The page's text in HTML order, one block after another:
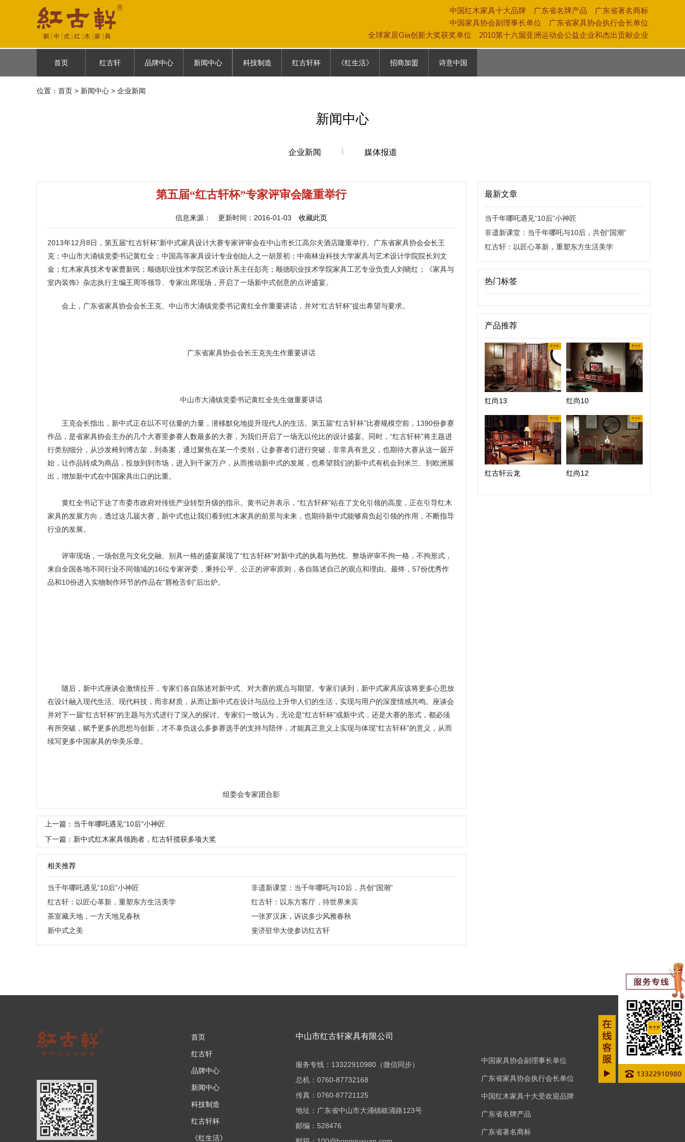
中国红木家具十大品牌 广东省名牌产品 广东省著名商标
中国家具协会副理事长单位 广东省家具协会执行会长单位
全球家居Gia创新大奖获奖单位 2010第十六届亚洲运动会公益企业和杰出贡献企业
首页 红古轩 品牌中心 新闻中心 科技制造 红古轩杯 《红生活》 招商加盟 诗意中国
首页
红古轩简介
参赛通道
联系我们
位置： 首页 > 新闻中心 > 企业新闻
新闻中心
企业新闻 媒体报道
第五届“红古轩杯”专家评审会隆重举行
信息来源： 更新时间：2016-01-03 收藏此页
2013年12月8日，第五届“红古轩杯”新中式家具设计大赛专家评审会在中山市长江高尔夫酒店隆重举行。广东省家具协会会长王
克；中山市大涌镇党委书记黄红全；中国高等家具设计专业创始人之一胡景初；中南林业科技大学家具与艺术设计学院院长刘文
金；红木家具技术专家曹新民；顺德职业技术学院艺术设计系主任彭亮；顺德职业技术学院家具工艺专业负责人刘晓红；《家具与
室内装饰》杂志执行主编王周等领导、专家出席现场，开启了一场新中式创意的点评盛宴。
会上，广东省家具协会会长王克、中山市大涌镇党委书记黄红全作重要讲话，并对“红古轩杯”提出希望与要求。
广东省家具协会会长王克先生作重要讲话
中山市大涌镇党委书记黄红全先生做重要讲话
王克会长指出，新中式正在以不可估量的力量，潜移默化地提升现代人的生活。第五届“红古轩杯”比赛规模空前，1390份参赛
作品，是省家具协会主办的几个大赛里参赛人数最多的大赛，为我们开启了一场无以伦比的设计盛宴。同时，“红古轩杯”将主题进
行类别细分，从沙发椅到博古架，到条案，通过聚焦在某一个类别，让参赛者们进行突破，非常具有意义，也期待大赛从这一届开
始，让作品转成为商品，投放到到市场，进入到千家万户，从而推动新中式的发展，也希望我们的新中式有机会到米兰、到欧洲展
出，增加新中式在中国家具出口的比重。
黄红全书记下达了市委市政府对传统产业转型升级的指示。黄书记并表示，“红古轩杯”站在了文化引领的高度，正在引导红木
家具的发展方向，透过这几届大赛，新中式也让我们看到红木家具的前景与未来，也期待新中式能够肩负起引领的作用，不断指导
行业的发展。
评审现场，一场创意与文化交融、别具一格的盛宴展现了“红古轩杯”对新中式的执着与热忱。整场评审不拘一格，不拘形式，
来自全国各地不同行业不同领域的16位专家评委，秉持公平、公正的评审原则，各自陈述自己的观点和理由。最终，57份优秀作
品和10份进入实物制作环节的作品在“唇枪舌剑”后出炉。
随后，新中式座谈会激情拉开，专家们各自陈述对新中式、对大赛的观点与期望。专家们谈到，新中式家具应该将更多心思放
在设计融入现代生活、现代科技，而非材质，从而让新中式在设计与品位上升华人们的生活，实现与用户的深度情感共鸣。座谈会
并对下一届“红古轩杯”的主题与方式进行了深入的探讨。专家们一致认为，无论是“红古轩杯”或新中式，还是大赛的形式，都必须
有所突破，赋予更多的思想与创新，才不辜负这么多参赛选手的支持与陪伴，才能真正意义上实现与体现“红古轩杯”的意义，从而
续写更多中国家具的华美乐章。
组委会专家团合影
上一篇：当千年哪吒遇见“10后”小神匠
下一篇：新中式红木家具领跑者，红古轩揽获多项大奖
相关推荐
当千年哪吒遇见“10后”小神匠
非遗新课堂：当千年哪吒与10后，共创“国潮”
红古轩：以匠心革新，重塑东方生活美学
红古轩：以东方客厅，待世界来宾
茶室藏天地，一方天地见春秋
一张罗汉床，诉说多少风雅春秋
新中式之美
斐济驻华大使参访红古轩
最新文章
当千年哪吒遇见“10后”小神匠
非遗新课堂：当千年哪吒与10后，共创“国潮”
红古轩：以匠心革新，重塑东方生活美学
热门标签
产品推荐
红尚13 红尚10
红古轩云龙 红尚12
首页
红古轩
品牌中心
新闻中心
科技制造
红古轩杯
《红生活》
中山市红古轩家具有限公司
服务专线：13322910980（微信同步）
总机：0760-87732168
传真：0760-87721125
地址：广东省中山市大涌镇岐涌路123号
邮编：528476
中国家具协会副理事长单位
广东省家具协会执行会长单位
中国红木家具十大受欢迎品牌
广东省名牌产品
广东省著名商标